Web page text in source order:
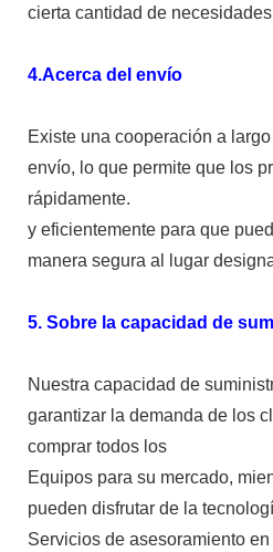
cierta cantidad de
4.Acerca del envío
Existe una cooperación a
envío, lo que permite que los
rápidamente.
y eficientemente para que
manera segura al lugar
5. Sobre la capacidad de
Nuestra capacidad de
garantizar la demanda de los
comprar todos los
Equipos para su mercado,
pueden disfrutar de la
Servicios de asesoramiento